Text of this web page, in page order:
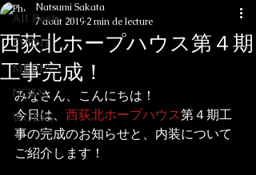
All Posts
EVENT
MEDIA
NEWS
WORKS
西荻北ホープハウス第４期
工事完成！
Natsumi Sakata
7 août 2019 2 min de lecture
みなさん、こんにちは！
今日は、 西荻北ホープハウス第４期工
事の完成のお知らせと、内装について
ご紹介します！